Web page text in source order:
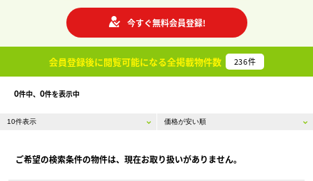
今すぐ無料会員登録!
会員登録後に閲覧可能になる全掲載物件数 236件
0件中、 0件を表示中
ご希望の検索条件の物件は、現在お取り扱いがありません。